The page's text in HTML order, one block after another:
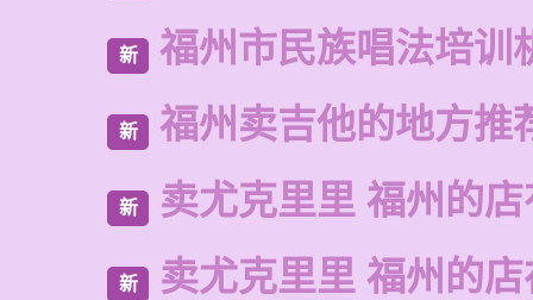
新 福州市民族唱法培训
新 福州卖吉他的地方推
新 卖尤克里里 福州的
新 卖尤克里里 福州的